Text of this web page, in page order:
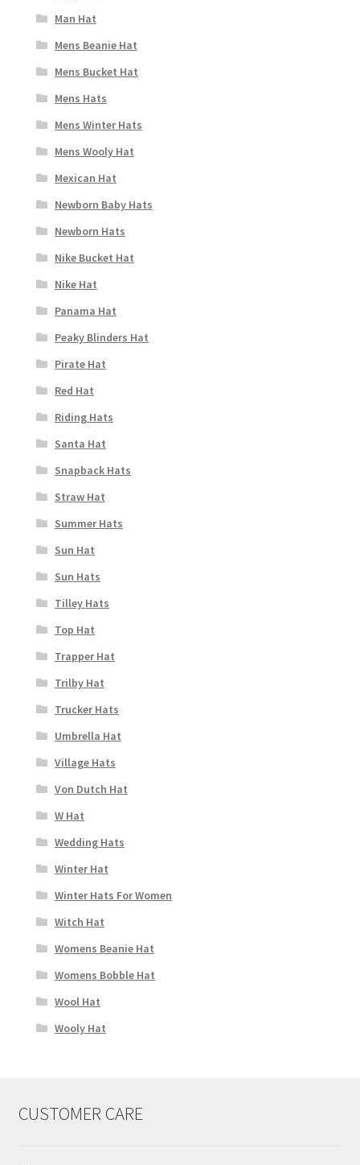
Man Hat
Mens Beanie Hat
Mens Bucket Hat
Mens Hats
Mens Winter Hats
Mens Wooly Hat
Mexican Hat
Newborn Baby Hats
Newborn Hats
Nike Bucket Hat
Nike Hat
Panama Hat
Peaky Blinders Hat
Pirate Hat
Red Hat
Riding Hats
Santa Hat
Snapback Hats
Straw Hat
Summer Hats
Sun Hat
Sun Hats
Tilley Hats
Top Hat
Trapper Hat
Trilby Hat
Trucker Hats
Umbrella Hat
Village Hats
Von Dutch Hat
W Hat
Wedding Hats
Winter Hat
Winter Hats For Women
Witch Hat
Womens Beanie Hat
Womens Bobble Hat
Wool Hat
Wooly Hat
CUSTOMER CARE